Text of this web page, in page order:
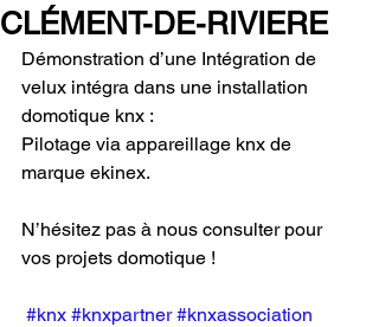
CLÉMENT-DE-RIVIERE
Démonstration d’une Intégration de
velux intégra dans une installation
domotique knx :
Pilotage via appareillage knx de
marque ekinex.
N’hésitez pas à nous consulter pour
vos projets domotique !
#knx #knxpartner #knxassociation